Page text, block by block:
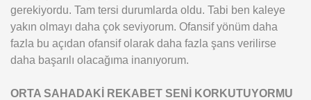
gerekiyordu. Tam tersi durumlarda oldu. Tabi ben kaleye
yakın olmayı daha çok seviyorum. Ofansif yönüm daha
fazla bu açıdan ofansif olarak daha fazla şans verilirse
daha başarılı olacağıma inanıyorum.
ORTA SAHADAKİ REKABET SENİ KORKUTUYORMU